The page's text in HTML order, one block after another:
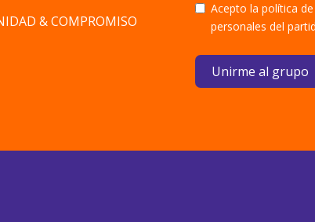
& COMPROMISO
Acepto la política
personales del
Unirme al grupo